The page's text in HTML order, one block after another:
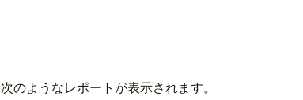
のようなレポートが表示されます。